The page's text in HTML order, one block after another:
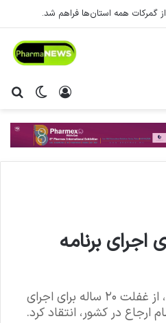
گمرکات همه استان‌ها فراهم شد.
تغییر ورود
برای اجرای برنامه
عضو هیئت رئیسه مجلس، از غفلت ۲۰ ساله برای اجرای
ارجاع در کشور، انتقاد کرد.